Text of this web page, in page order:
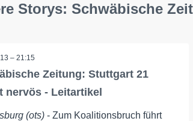
Storys: Schwäbische
– 21:15
Zeitung: Stuttgart 21
nervös - Leitartikel
(ots) - Zum Koalitionsbruch führt